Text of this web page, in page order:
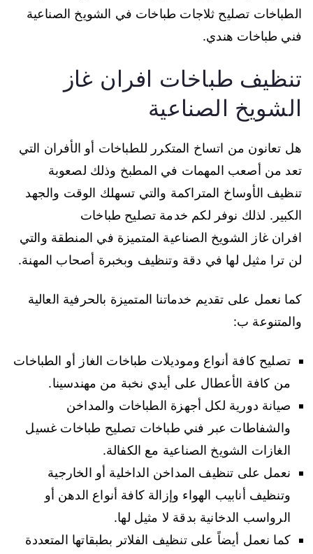
الطباخات تصليح ثلاجات طباخات في الشويخ الصناعية
فني طباخات هندي.
تنظيف طباخات افران غاز
الشويخ الصناعية
هل تعانون من اتساخ المتكرر للطباخات أو الأفران التي
تعد من أصعب المهمات في المطبخ وذلك لصعوبة
تنظيف الأوساخ المتراكمة والتي تسهلك الوقت والجهد
الكبير. لذلك نوفر لكم خدمة تصليح طباخات
افران غاز الشويخ الصناعية المتميزة في المنطقة والتي
لن ترا مثيل لها في دقة وتنظيف وبخبرة أصحاب المهنة.
كما نعمل على تقديم خدماتنا المتميزة بالحرفية العالية
والمتنوعة ب:
تصليح كافة أنواع وموديلات طباخات الغاز أو الطباخات
من كافة الأعطال على أيدي نخبة من مهندسينا.
صيانة دورية لكل أجهزة الطباخات والمداخن
والشفاطات عبر فني طباخات تصليح طباخات غسيل
الغازات الشويخ الصناعية مع الكفالة.
نعمل على تنظيف المداخن الداخلية أو الخارجية
وتنظيف أنابيب الهواء وإزالة كافة أنواع الدهن أو
الرواسب الدخانية بدقة لا مثيل لها.
كما نعمل أيضاً على تنظيف الفلاتر بطبقاتها المتعددة